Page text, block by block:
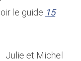
le guide 15
Julie et Michel